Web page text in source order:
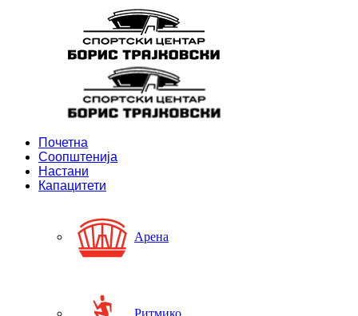
Почетна
Соопштенија
Настани
Капацитети
Арена
Ритмико